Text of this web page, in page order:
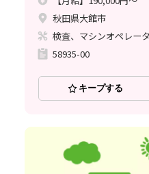
秋田県大館市
検査、マシンオペレー
58935-00
キープする